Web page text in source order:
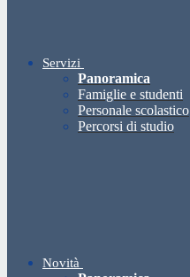
Servizi
Panoramica
Famiglie e studenti
Personale scolastico
Percorsi di studio
Novità